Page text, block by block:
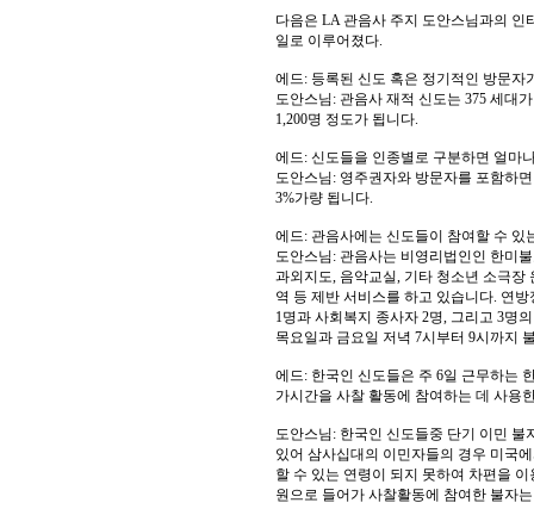
다음은 LA 관음사 주지 도안스님과의
일로 이루어졌다.
에드: 등록된 신도 혹은 정기적인 방문자
도안스님: 관음사 재적 신도는 375 세대
1,200명 정도가 됩니다.
에드: 신도들을 인종별로 구분하면 얼마
도안스님: 영주권자와 방문자를 포함하
3%가량 됩니다.
에드: 관음사에는 신도들이 참여할 수 있
도안스님: 관음사는 비영리법인인 한미
과외지도, 음악교실, 기타 청소년 소극장
역 등 제반 서비스를 하고 있습니다. 연방
1명과 사회복지 종사자 2명, 그리고 3명
목요일과 금요일 저녁 7시부터 9시까지
에드: 한국인 신도들은 주 6일 근무하는
가시간을 사찰 활동에 참여하는 데 사용
도안스님: 한국인 신도들중 단기 이민
있어 삼사십대의 이민자들의 경우 미국
할 수 있는 연령이 되지 못하여 차편을
원으로 들어가 사찰활동에 참여한 불자